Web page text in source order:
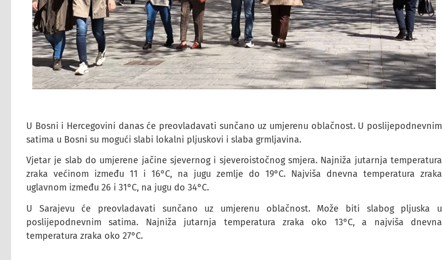
U Bosni i Hercegovini danas će preovladavati sunčano uz umjerenu oblačnost. U poslijepodnevnim
satima u Bosni su mogući slabi lokalni pljuskovi i slaba grmljavina.
Vjetar je slab do umjerene jačine sjevernog i sjeveroistočnog smjera. Najniža jutarnja temperatura
zraka većinom između 11 i 16°C, na jugu zemlje do 19°C. Najviša dnevna temperatura zraka
uglavnom između 26 i 31°C, na jugu do 34°C.
U Sarajevu će preovladavati sunčano uz umjerenu oblačnost. Može biti slabog pljuska u
poslijepodnevnim satima. Najniža jutarnja temperatura zraka oko 13°C, a najviša dnevna
temperatura zraka oko 27°C.